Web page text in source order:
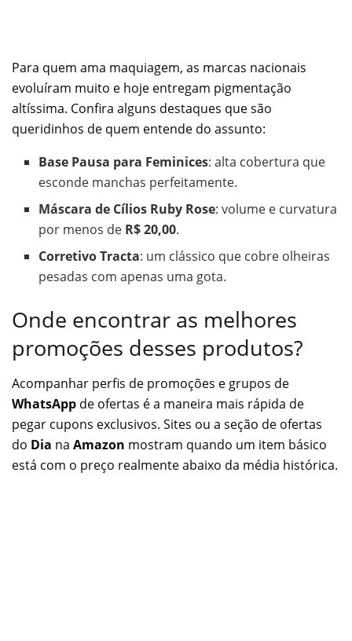
Para quem ama maquiagem, as marcas nacionais
evoluíram muito e hoje entregam pigmentação
altíssima. Confira alguns destaques que são
queridinhos de quem entende do assunto:
Base Pausa para Feminices: alta cobertura que
esconde manchas perfeitamente.
Máscara de Cílios Ruby Rose: volume e curvatura
por menos de R$ 20,00.
Corretivo Tracta: um clássico que cobre olheiras
pesadas com apenas uma gota.
Onde encontrar as melhores
promoções desses produtos?
Acompanhar perfis de promoções e grupos de
WhatsApp de ofertas é a maneira mais rápida de
pegar cupons exclusivos. Sites ou a seção de ofertas
do Dia na Amazon mostram quando um item básico
está com o preço realmente abaixo da média histórica.